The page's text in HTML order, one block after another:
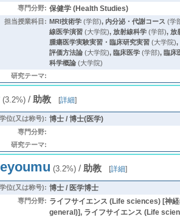
専門分野: 保健学 (Health Studies)
担当授業科目: MRI技術学(学部), 内分泌・代謝コース (学
線医学演習(大学院), 放射線科学(学部), 放
腫瘍医学実験実習・臨床研究実習(大学院),
評価方法論(大学院), 臨床医学(学部), 臨床
科学概論(大学院)
研究テーマ:
(3.2%)/ 助教 [詳細]
学位(又は称号): 博士 / 博士(医学)
専門分野:
研究テーマ:
(3.2%)/ 助教 [詳細]
学位(又は称号): 博士 / 医学博士
専門分野: ライフサイエンス (Life sciences) [神
general)], ライフサイエンス (Life